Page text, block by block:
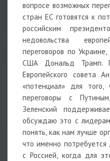
вопросе возможных
стран ЕС готовятся к
российским
недовольства
переговоров по
США Дональд Трамп.
Европейского совета
«потенциал» для
переговоры с
Зеленский
обсуждаю это с
понять, как нам лучше
что именно
с Россией, когда для